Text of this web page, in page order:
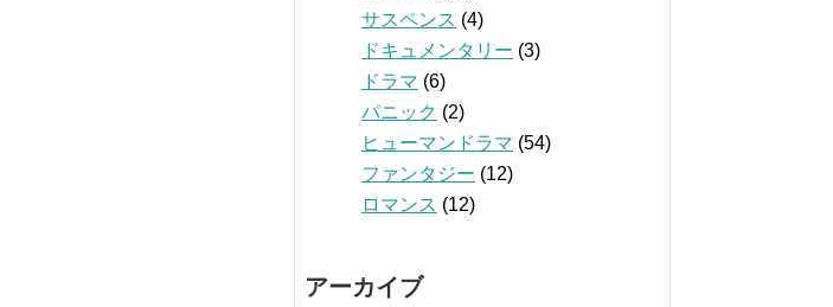
サスペンス (4)
ドキュメンタリー (3)
ドラマ (6)
パニック (2)
ヒューマンドラマ (54)
ファンタジー (12)
ロマンス (12)
アーカイブ